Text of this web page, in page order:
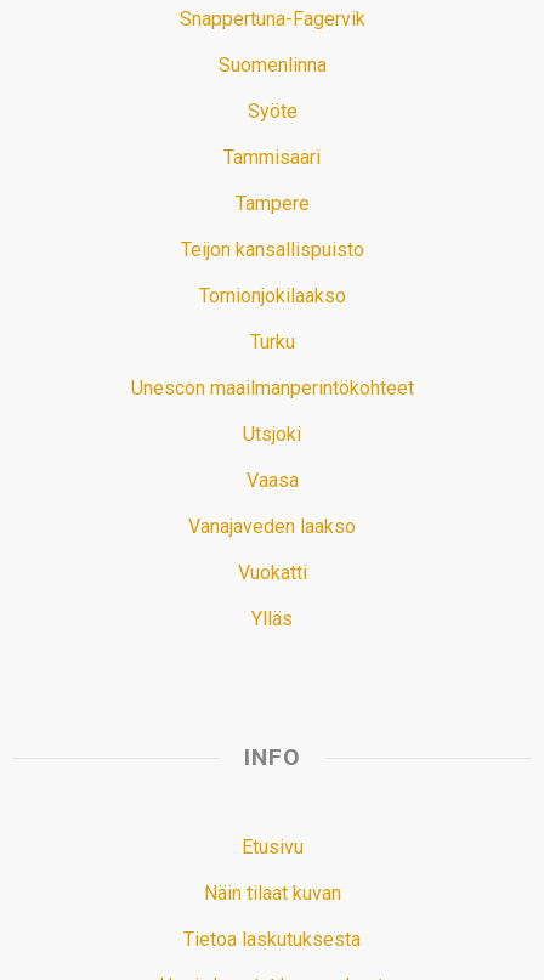
Snappertuna-Fagervik
Suomenlinna
Syöte
Tammisaari
Tampere
Teijon kansallispuisto
Tornionjokilaakso
Turku
Unescon maailmanperintökohteet
Utsjoki
Vaasa
Vanajaveden laakso
Vuokatti
Ylläs
INFO
Etusivu
Näin tilaat kuvan
Tietoa laskutuksesta